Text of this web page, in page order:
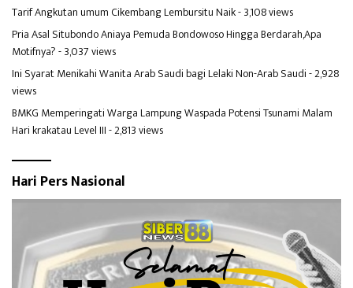
Tarif Angkutan umum Cikembang Lembursitu Naik- 3,108 views
Pria Asal Situbondo Aniaya Pemuda Bondowoso Hingga Berdarah,Apa
Motifnya?- 3,037 views
Ini Syarat Menikahi Wanita Arab Saudi bagi Lelaki Non-Arab Saudi- 2,928
views
BMKG Memperingati Warga Lampung Waspada Potensi Tsunami Malam
Hari krakatau Level III- 2,813 views
Hari Pers Nasional